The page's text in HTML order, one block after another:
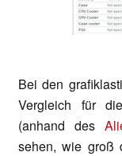
Bei den
Vergleich für
(anhand des
sehen, wie groß